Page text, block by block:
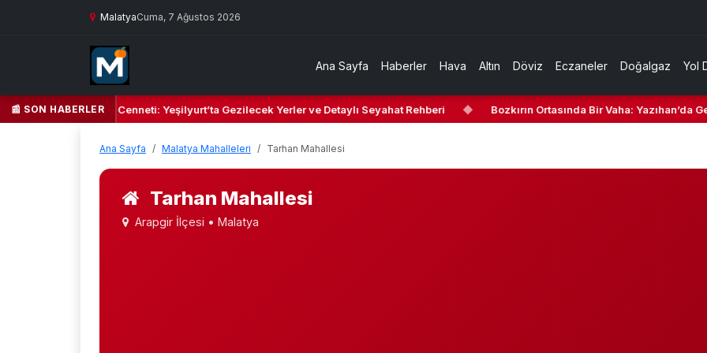
MalatyaCuma, 7 Ağustos 2026
Ana Sayfa Haberler Hava Altın Döviz Eczaneler Doğalgaz Yol
📰 SON HABERLER
Yeşil Kalbi ve Kültür Cenneti: Yeşilyurt’ta Gezilecek Yerler ve Detaylı Seyahat Rehberi ◆ Bozkırın Ortasında Bir Vaha: Yazıhan’da
Ana Sayfa Malatya Mahalleleri Tarhan Mahallesi
Tarhan Mahallesi
Arapgir İlçesi • Malatya